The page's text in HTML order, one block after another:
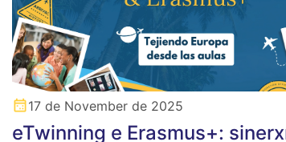
17 de November de 2025
eTwinning e Erasmus+: